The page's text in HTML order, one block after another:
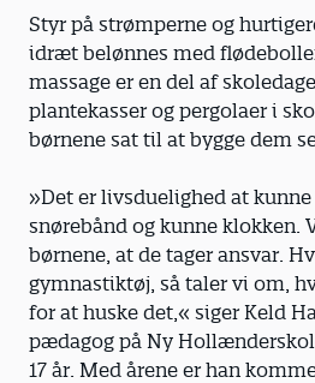
Styr på strømperne og
idræt belønnes med
massage er en del af
plantekasser og pergolaer i
børnene sat til at bygge dem
»Det er livsduelighed at
snørebånd og kunne klokken.
børnene, at de tager ansvar.
gymnastiktøj, så taler vi om,
for at huske det,« siger Keld
pædagog på Ny
17 år. Med årene er han